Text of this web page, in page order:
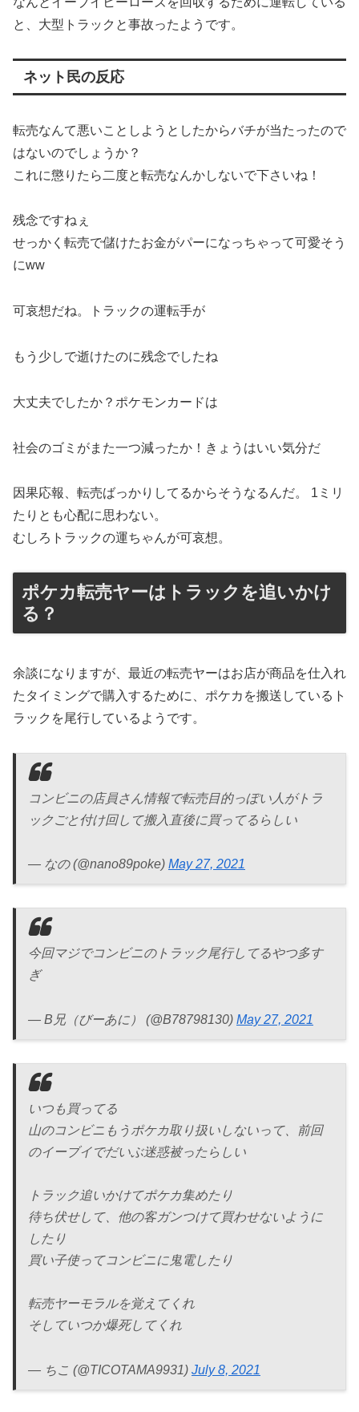
と、大型トラックと事故ったようです。
ネット民の反応
転売なんて悪いことしようとしたからバチが当たったので
はないのでしょうか？
これに懲りたら二度と転売なんかしないで下さいね！
残念ですねぇ
せっかく転売で儲けたお金がパーになっちゃって可愛そう
にww
可哀想だね。トラックの運転手が
もう少しで逝けたのに残念でしたね
大丈夫でしたか？ポケモンカードは
社会のゴミがまた一つ減ったか！きょうはいい気分だ
因果応報、転売ばっかりしてるからそうなるんだ。 1ミリ
たりとも心配に思わない。
むしろトラックの運ちゃんが可哀想。
ポケカ転売ヤーはトラックを追いかけ
る？
余談になりますが、最近の転売ヤーはお店が商品を仕入れ
たタイミングで購入するために、ポケカを搬送しているト
ラックを尾行しているようです。
コンビニの店員さん情報で転売目的っぽい人がトラ
ックごと付け回して搬入直後に買ってるらしい
— なの (@nano89poke) May 27, 2021
今回マジでコンビニのトラック尾行してるやつ多す
ぎ
— B兄（びーあに） (@B78798130) May 27, 2021
いつも買ってる
山のコンビニもうポケカ取り扱いしないって、前回
のイーブイでだいぶ迷惑被ったらしい
トラック追いかけてポケカ集めたり
待ち伏せして、他の客ガンつけて買わせないように
したり
買い子使ってコンビニに鬼電したり
転売ヤーモラルを覚えてくれ
そしていつか爆死してくれ
— ちこ (@TICOTAMA9931) July 8, 2021